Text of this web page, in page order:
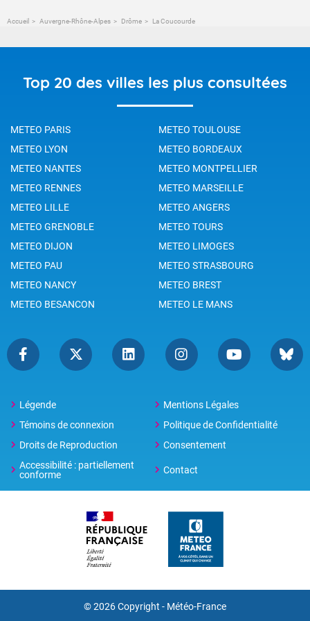
Accueil Auvergne-Rhône-Alpes Drôme La Coucourde
Top 20 des villes les plus consultées
METEO PARIS
METEO TOULOUSE
METEO LYON
METEO BORDEAUX
METEO NANTES
METEO MONTPELLIER
METEO RENNES
METEO MARSEILLE
METEO LILLE
METEO ANGERS
METEO GRENOBLE
METEO TOURS
METEO DIJON
METEO LIMOGES
METEO PAU
METEO STRASBOURG
METEO NANCY
METEO BREST
METEO BESANCON
METEO LE MANS
Légende
Mentions Légales
Témoins de connexion
Politique de Confidentialité
Droits de Reproduction
Consentement
Accessibilité : partiellement
conforme
Contact
© 2026 Copyright - Météo-France